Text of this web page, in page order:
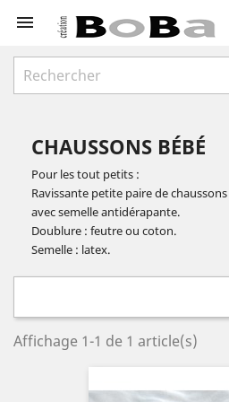

CHAUSSONS BÉBÉ
Pour les tout petits :
Ravissante petite paire de
avec semelle antidérapante.
Doublure : feutre ou coton.
Semelle : latex.
Affichage 1-1 de 1 article(s)